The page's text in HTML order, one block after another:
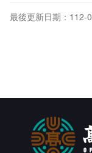
最後更新日期：112-